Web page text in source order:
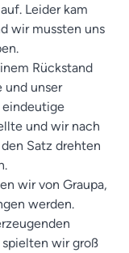
Leider kam
wir mussten uns
Rückstand
und unser
eindeutige
und wir nach
Satz drehten
wir von Graupa,
werden.
spielten wir groß